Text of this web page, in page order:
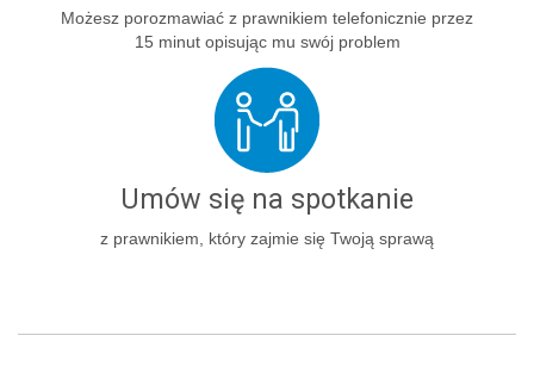
Możesz porozmawiać z prawnikiem telefonicznie przez
15 minut opisując mu swój problem
Umów się na spotkanie
z prawnikiem, który zajmie się Twoją sprawą